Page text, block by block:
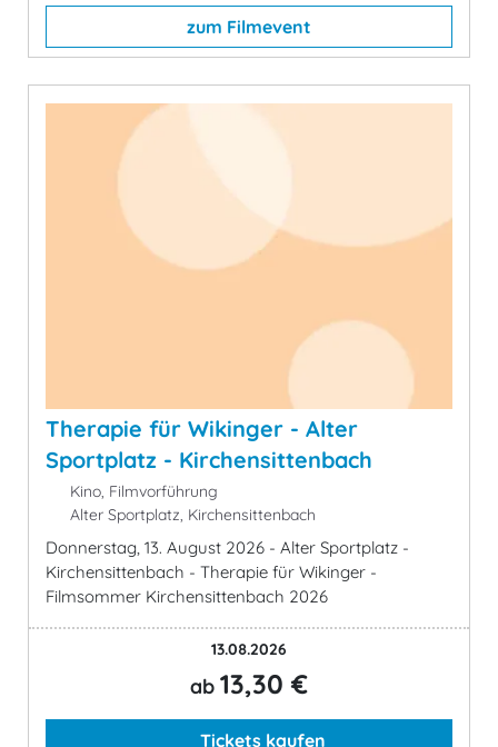
zum Filmevent
Therapie für Wikinger - Alter
Sportplatz - Kirchensittenbach
Kino, Filmvorführung
Alter Sportplatz, Kirchensittenbach
Donnerstag, 13. August 2026 - Alter Sportplatz -
Kirchensittenbach - Therapie für Wikinger -
Filmsommer Kirchensittenbach 2026
13.08.2026
ab 13,30 €
Tickets kaufen